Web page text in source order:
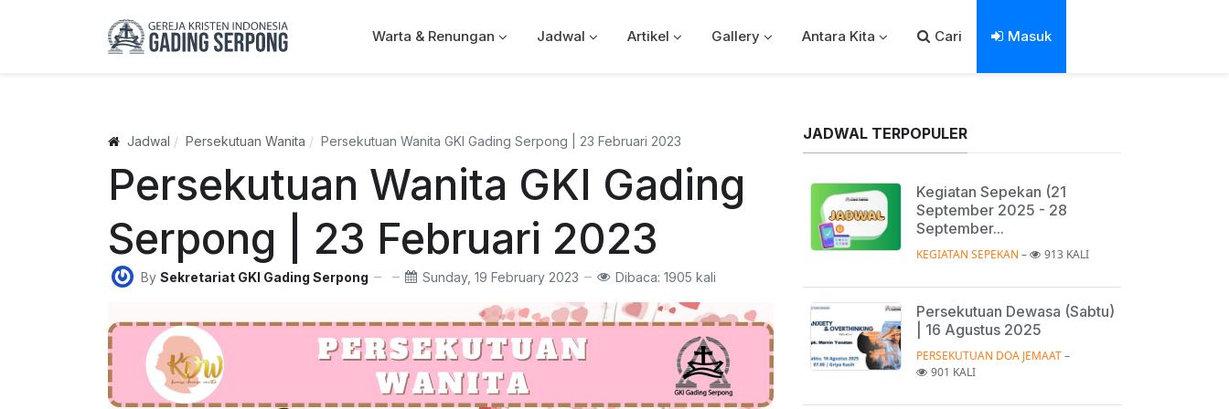
Warta & Renungan Jadwal Artikel Gallery Antara Kita Cari Masuk
Jadwal Persekutuan Wanita Persekutuan Wanita GKI Gading Serpong | 23 Februari 2023
Persekutuan Wanita GKI Gading
Serpong | 23 Februari 2023
By Sekretariat GKI Gading Serpong Sunday, 19 February 2023 Dibaca: 1905 kali
JADWAL TERPOPULER
Kegiatan Sepekan (21
September 2025 - 28
September...
KEGIATAN SEPEKAN – 913 KALI
Persekutuan Dewasa (Sabtu)
| 16 Agustus 2025
PERSEKUTUAN DOA JEMAAT –
901 KALI